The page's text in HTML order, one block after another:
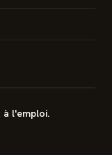
à l'emploi.